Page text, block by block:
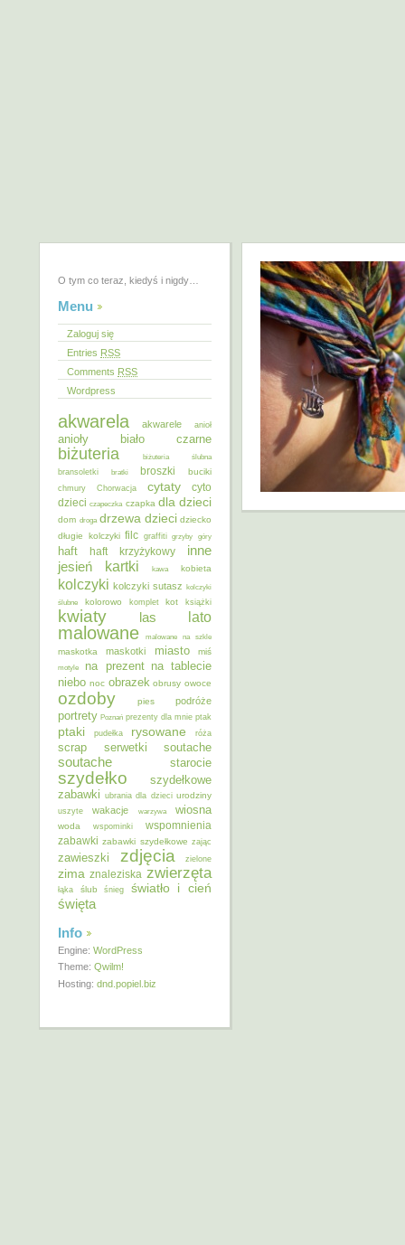
O tym co teraz, kiedyś i nigdy…
Menu
Zaloguj się
Entries RSS
Comments RSS
Wordpress
akwarela akwarele anioł
anioły biało czarne
biżuteria
biżuteria ślubna
bransoletki
bratki broszki buciki
chmury Chorwacja cytaty
cyto
dzieci czapeczka czapka dla dzieci
dom droga drzewa dzieci dziecko
długie kolczyki filc graffiti grzyby góry
haft haft krzyżykowy inne
jesień kartki kawa kobieta
kolczyki kolczyki sutasz kolczyki
ślubne
kolorowo komplet kot książki
kwiaty las lato
malowane malowane na szkle
maskotka maskotki miasto miś
motyle na prezent na tablecie
niebo noc obrazek obrusy owoce
ozdoby pies podróże
portrety Poznań prezenty dla mnie ptak
ptaki pudełka rysowane róża
scrap serwetki soutache
soutache starocie
szydełko
szydełkowe
zabawki ubrania dla dzieci urodziny
uszyte wakacje warzywa wiosna
woda wspominki
wspomnienia
zabawki zabawki szydełkowe zając
zawieszki zdjęcia zielone
zima znaleziska zwierzęta
łąka ślub śnieg światło i cień
święta
Info
Engine: WordPress
Theme: Qwilm!
Hosting: dnd.popiel.biz